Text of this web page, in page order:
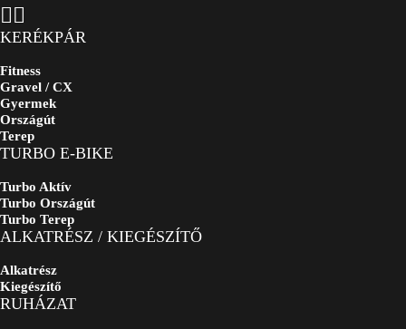
KERÉKPÁR
Fitness
Gravel / CX
Gyermek
Országút
Terep
TURBO E-BIKE
Turbo Aktív
Turbo Országút
Turbo Terep
ALKATRÉSZ / KIEGÉSZÍTŐ
Alkatrész
Kiegészítő
RUHÁZAT